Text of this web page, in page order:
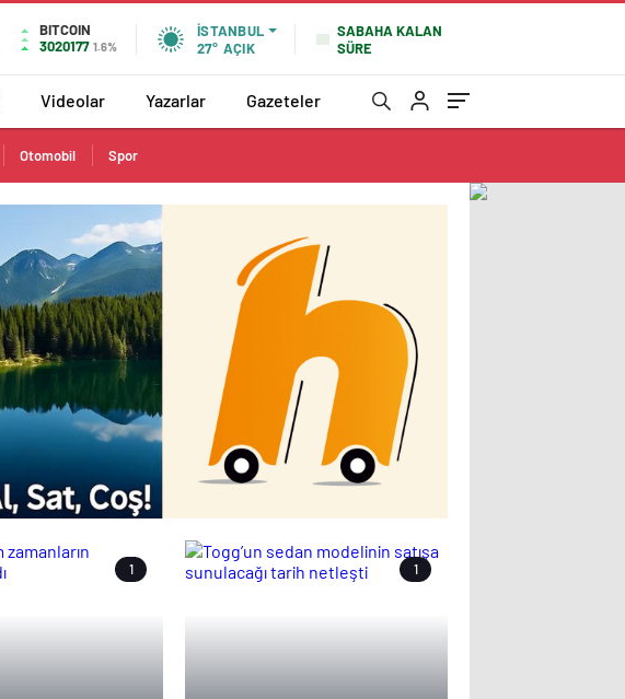
BITCOIN
3020177 1.6%
İSTANBUL
27° AÇIK
SABAHA KALAN
SÜRE
Videolar Yazarlar Gazeteler
Otomobil Spor
1 1